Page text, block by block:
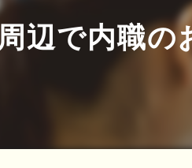
ビジョン
辺で内職